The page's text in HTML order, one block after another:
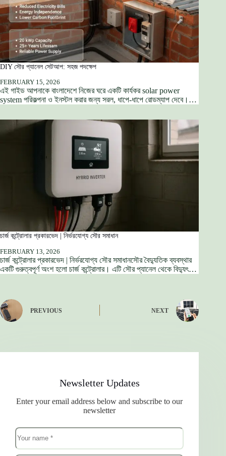
DIY সৌর প্যানেল সেটআপ: সহজ পদক্ষেপ
FEBRUARY 15, 2026
এই গাইড আপনাকে বাংলাদেশে নিজের ঘরে একটি কার্যকর solar power
system পরিকল্পনা ও ইনস্টল করার জন্য সরল, ধাপে-ধাপে রোডম্যাপ দেবে।…
চার্জ কন্ট্রোলার প্রকারভেদ | নির্ভরযোগ্য সৌর সমাধান
FEBRUARY 13, 2026
চার্জ কন্ট্রোলার প্রকারভেদ | নির্ভরযোগ্য সৌর সমাধানসৌর বৈদ্যুতিক ব্যবস্থার
একটি গুরুত্বপূর্ণ অংশ হলো চার্জ কন্ট্রোলার। এটি সৌর প্যানেল থেকে বিদ্যুৎ…
PREVIOUS NEXT
Newsletter Updates
Enter your email address below and subscribe to our
newsletter